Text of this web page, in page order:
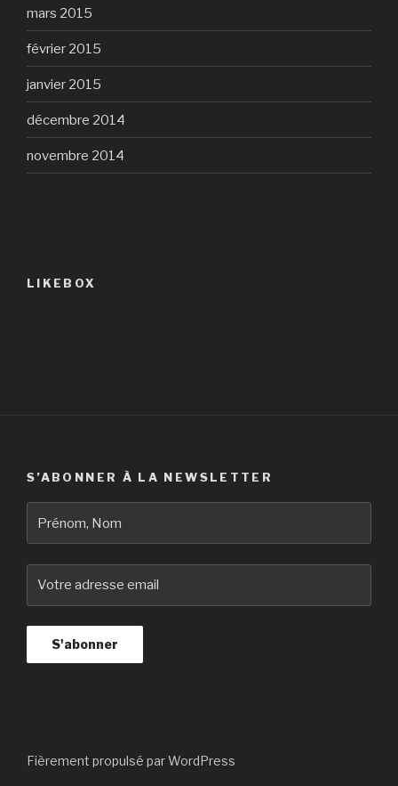
mars 2015
février 2015
janvier 2015
décembre 2014
novembre 2014
LIKEBOX
S’ABONNER À LA NEWSLETTER
Fièrement propulsé par WordPress